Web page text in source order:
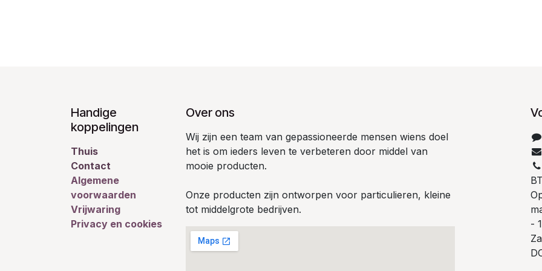
Handige
koppelingen
Thuis
Contact
Algemene
voorwaarden
Vrijwaring
Privacy en cookies
Over ons
Wij zijn een team van gepassioneerde mensen wiens doel
het is om ieders leven te verbeteren door middel van
mooie producten.
Onze producten zijn ontworpen voor particulieren, kleine
tot middelgrote bedrijven.
-